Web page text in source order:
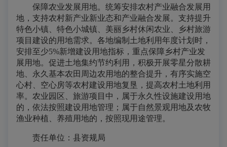
保障农业发展用地。统筹安排农村产业融合发展用
地，支持农村新产业新业态和产业融合发展。支持提升
特色小镇、特色小城镇、美丽乡村休闲农业、乡村旅游
项目建设的用地需求。各地编制土地利用年度计划时，
安排至少5%新增建设用地指标，重点保障乡村产业发
展用地。促进土地集约节约利用，积极开展零星分散耕
地、永久基本农田周边农用地的整合提升，有序实施空
心村、空心房等农村建设用地复垦，提高农村土地利用
率。农业园区、旅游项目中，属于永久性设施建设用地
的，依法按照建设用地管理；属于自然景观用地及农牧
渔业种植、养殖用地的，按照现用途管理。
责任单位：县资规局